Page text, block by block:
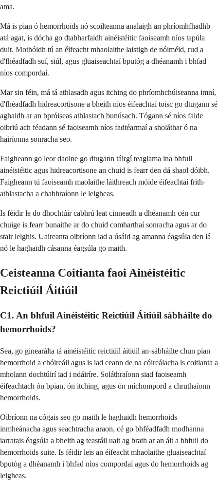
ama.
Má is pian ó hemorrhoids nó scoilteanna analaigh an phríomhfhadhb
atá agat, is dócha go dtabharfaidh ainéistéitic faoiseamh níos tapúla
duit. Mothóidh tú an éifeacht mhaolaithe laistigh de nóiméid, rud a
d'fhéadfadh suí, siúl, agus gluaiseachtaí bputóg a dhéanamh i bhfad
níos compordaí.
Mar sin féin, má tá athlasadh agus itching do phríomhchúiseanna imní,
d'fhéadfadh hidreacortisone a bheith níos éifeachtaí toisc go dtugann sé
aghaidh ar an bpróiseas athlastach bunúsach. Tógann sé níos faide
oibriú ach féadann sé faoiseamh níos fadtéarmaí a sholáthar ó na
hairíonna sonracha seo.
Faigheann go leor daoine go dtugann táirgí teaglama ina bhfuil
ainéistéitic agus hidreacortisone an chuid is fearr den dá shaol dóibh.
Faigheann tú faoiseamh maolaithe láithreach móide éifeachtaí frith-
athlastacha a chabhraíonn le leigheas.
Is féidir le do dhochtúir cabhrú leat cinneadh a dhéanamh cén cur
chuige is fearr bunaithe ar do chuid comharthaí sonracha agus ar do
stair leighis. Uaireanta oibríonn iad a úsáid ag amanna éagsúla den lá
nó le haghaidh cásanna éagsúla go maith.
Ceisteanna Coitianta faoi Ainéistéitic
Reictiúil Áitiúil
C1. An bhfuil Ainéistéitic Reictiúil Áitiúil sábháilte do
hemorrhoids?
Sea, go ginearálta tá ainéistéitic reictiúil áitiúil an-sábháilte chun pian
hemorrhoid a chóireáil agus is iad ceann de na cóireálacha is coitianta a
mholann dochtúirí iad i ndáiríre. Soláthraíonn siad faoiseamh
éifeachtach ón bpian, ón itching, agus ón míchompord a chruthaíonn
hemorrhoids.
Oibríonn na cógais seo go maith le haghaidh hemorrhoids
inmheánacha agus seachtracha araon, cé go bhféadfadh modhanna
iarratais éagsúla a bheith ag teastáil uait ag brath ar an áit a bhfuil do
hemorrhoids suite. Is féidir leis an éifeacht mhaolaithe gluaiseachtaí
bputóg a dhéanamh i bhfad níos compordaí agus do hemorrhoids ag
leigheas.